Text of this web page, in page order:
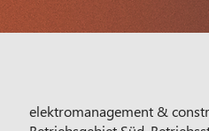
elektromanagement &